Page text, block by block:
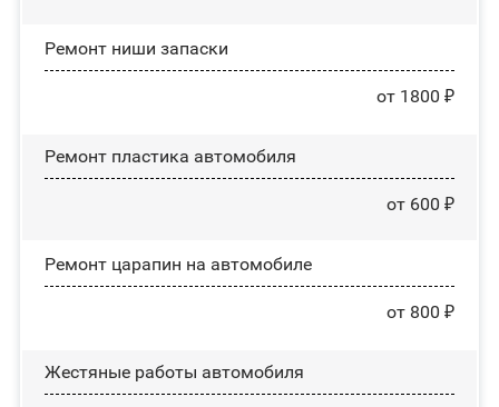
Ремонт ниши запаски
от 1800 ₽
Ремонт пластика автомобиля
от 600 ₽
Ремонт царапин на автомобиле
от 800 ₽
Жестяные работы автомобиля